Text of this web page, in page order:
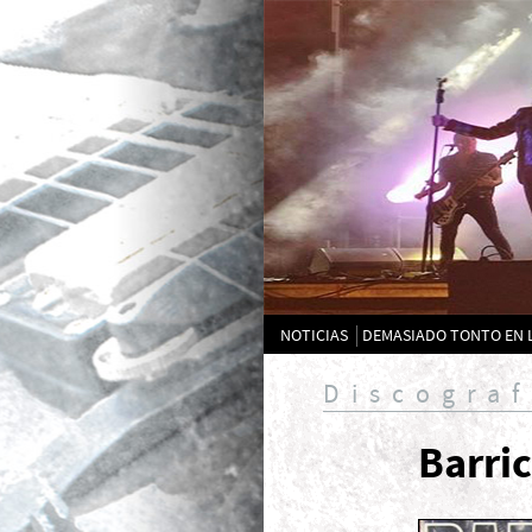
NOTICIAS DEMASIADO TONTO EN